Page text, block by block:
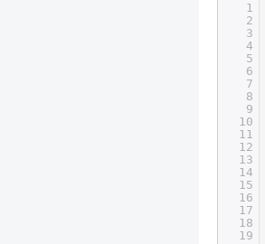
1
2
3
4
5
6
7
8
9
10
11
12
13
14
15
16
17
18
19